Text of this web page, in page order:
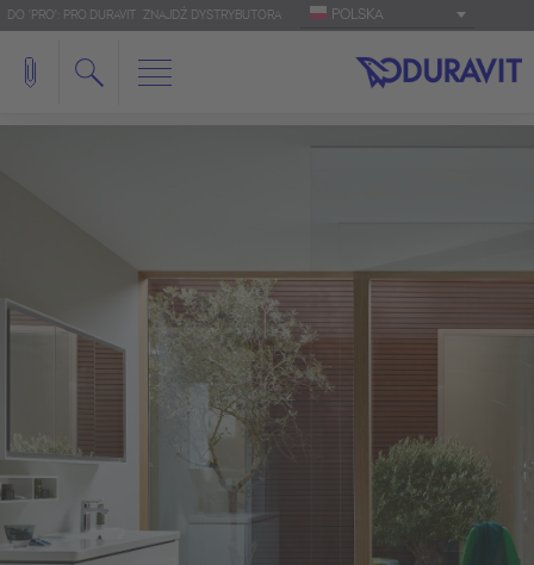
DO 'PRO': PRO.DURAVIT ZNAJDŹ DYSTRYBUTORA POLSKA